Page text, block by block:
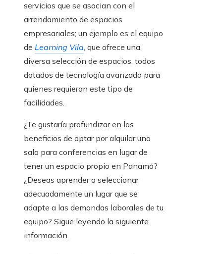
servicios que se asocian con el
arrendamiento de espacios
empresariales; un ejemplo es el equipo
de Learning Vila, que ofrece una
diversa selección de espacios, todos
dotados de tecnología avanzada para
quienes requieran este tipo de
facilidades.
¿Te gustaría profundizar en los
beneficios de optar por alquilar una
sala para conferencias en lugar de
tener un espacio propio en Panamá?
¿Deseas aprender a seleccionar
adecuadamente un lugar que se
adapte a las demandas laborales de tu
equipo? Sigue leyendo la siguiente
información.